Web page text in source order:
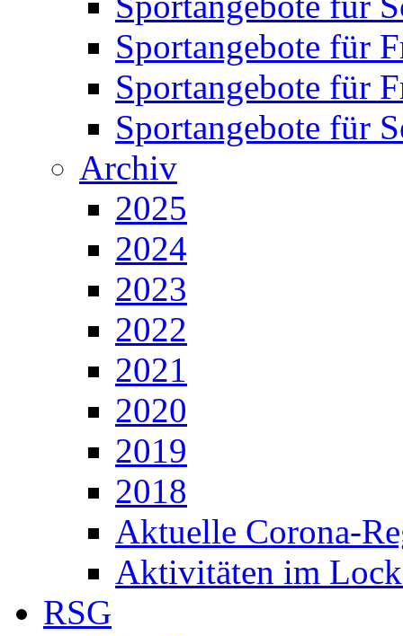
Sportangebote für
Sportangebote für
Sportangebote für
Archiv
2025
2024
2023
2022
2021
2020
2019
2018
Aktuelle Corona-
Aktivitäten im
RSG